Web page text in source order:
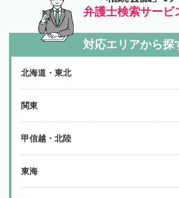
弁護士検索サービ
対応エリアから探
北海道・東北
関東
甲信越・北陸
東海